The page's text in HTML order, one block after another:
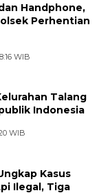
Handphone,
Perhentian
WIB
Talang
Indonesia
WIB
Kasus
Ilegal, Tiga